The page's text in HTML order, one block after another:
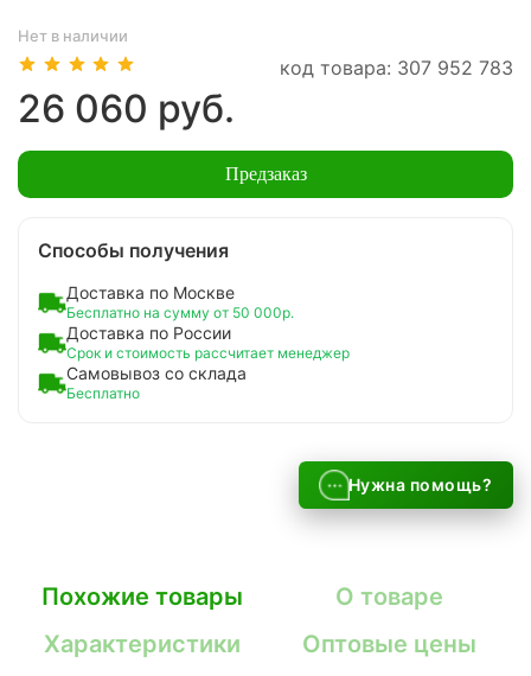
Нет в наличии
код товара: 307 952 783
26 060 руб.
Предзаказ
Способы получения
Доставка по Москве
Бесплатно на сумму от 50 000р.
Доставка по России
Срок и стоимость рассчитает менеджер
Самовывоз со склада
Бесплатно
Нужна помощь?
Похожие товары
О товаре
Характеристики
Оптовые цены